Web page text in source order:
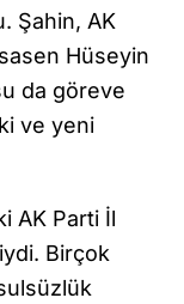
Şahin, AK
Hüseyin
da göreve
ve yeni
AK Parti İl
Birçok